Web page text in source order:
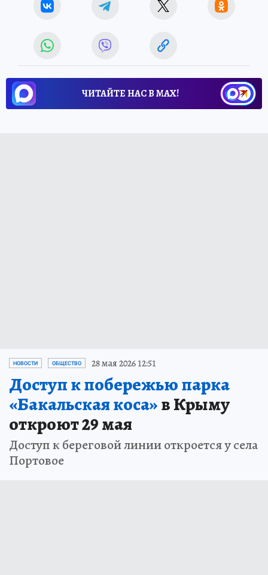
ЧИТАЙТЕ НАС В МАХ!
НОВОСТИ ОБЩЕСТВО 28 мая 2026 12:51
Доступ к побережью парка
«Бакальская коса»в Крыму
откроют 29 мая
Доступ к береговой линии откроется у села
Портовое